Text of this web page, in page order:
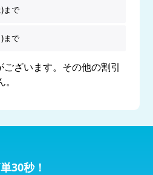
まで
まで
ざいます。その他の割引
30秒！